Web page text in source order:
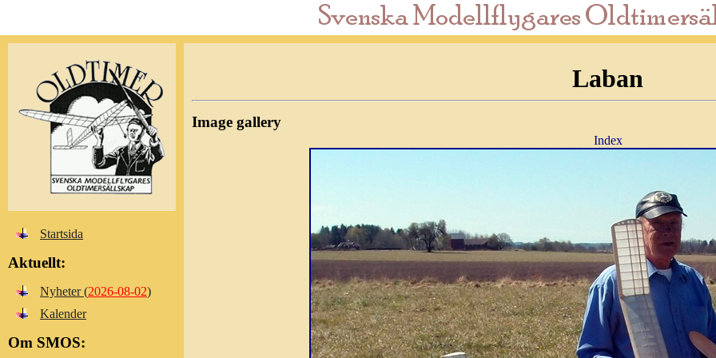
Laban
Image gallery
Index
Startsida
Aktuellt:
Nyheter (2026-08-02)
Kalender
Om SMOS: